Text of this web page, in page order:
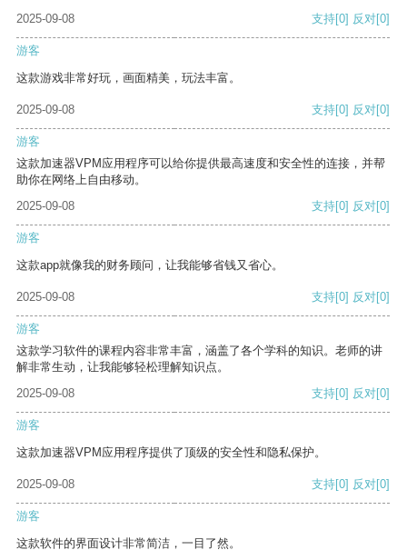
2025-09-08 支持[0] 反对[0]
游客
这款游戏非常好玩，画面精美，玩法丰富。
2025-09-08 支持[0] 反对[0]
游客
这款加速器VPM应用程序可以给你提供最高速度和安全性的连接，并帮
助你在网络上自由移动。
2025-09-08
支持[0] 反对[0]
游客
这款app就像我的财务顾问，让我能够省钱又省心。
2025-09-08 支持[0] 反对[0]
游客
这款学习软件的课程内容非常丰富，涵盖了各个学科的知识。老师的讲
解非常生动，让我能够轻松理解知识点。
2025-09-08
支持[0] 反对[0]
游客
这款加速器VPM应用程序提供了顶级的安全性和隐私保护。
2025-09-08 支持[0] 反对[0]
游客
这款软件的界面设计非常简洁，一目了然。